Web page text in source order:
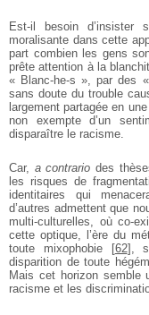
Est-il besoin d’insister
moralisante dans cette
part combien les gens
prête attention à la
« Blanc-he-s », par des
sans doute du trouble
largement partagée en
non exempte d’un
disparaître le racisme.
Car, a contrario des
les risques de
identitaires qui
d’autres admettent que
multi-culturelles, où co-
cette optique, l’ère du
toute mixophobie[62] ,
disparition de toute
Mais cet horizon
racisme et les